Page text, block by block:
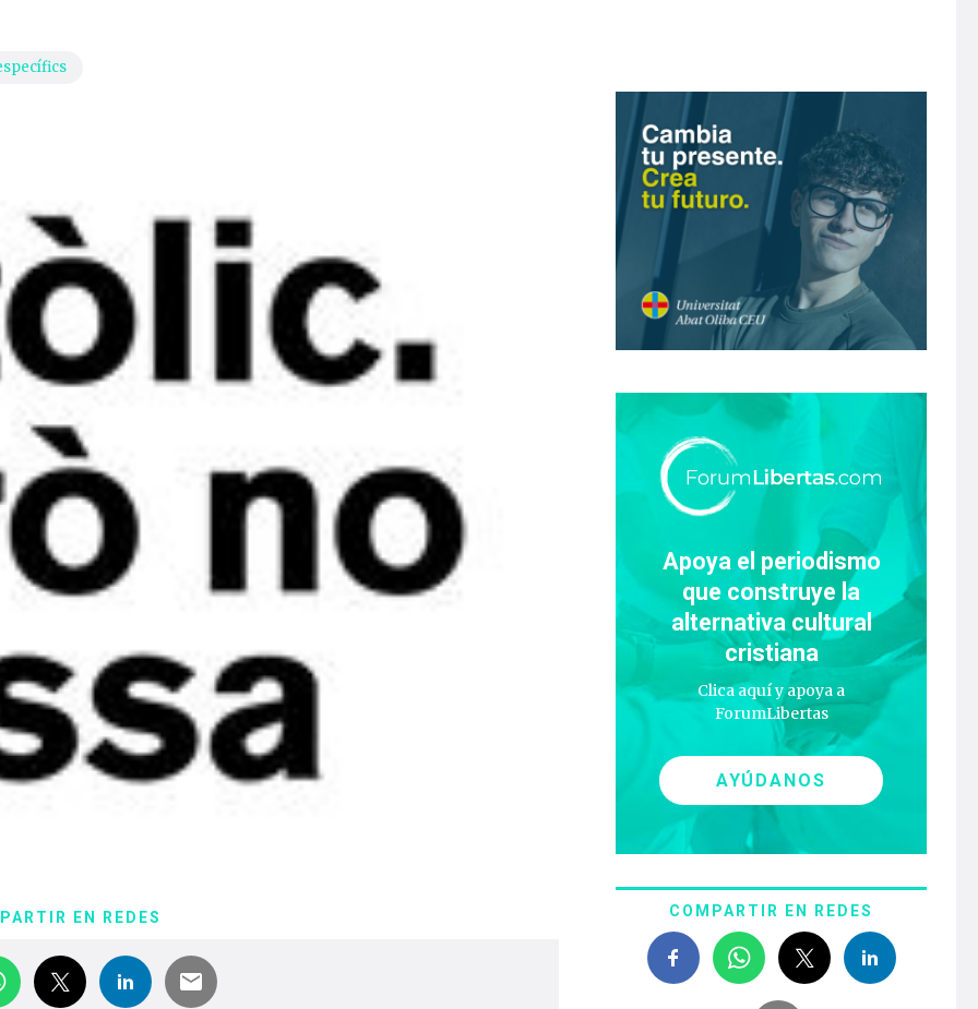
EN REDES
Apoya el periodismo
que construye la
alternativa cultural
cristiana
Clica aquí y apoya a
ForumLibertas
AYÚDANOS
COMPARTIR EN REDES